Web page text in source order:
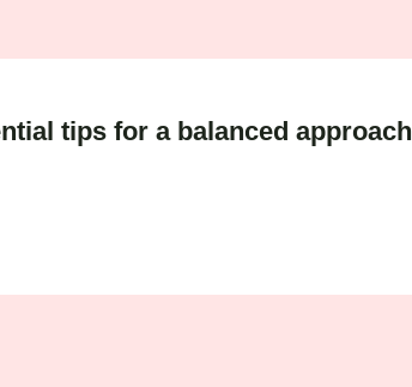
tips for a balanced approach